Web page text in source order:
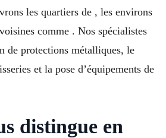
les quartiers de , les environs
comme . Nos spécialistes
de protections métalliques, le
et la pose d’équipements de
distingue en